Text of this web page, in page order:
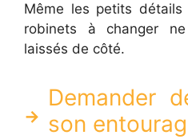
Même les petits
robinets à changer
laissés de côté.
Demander
son